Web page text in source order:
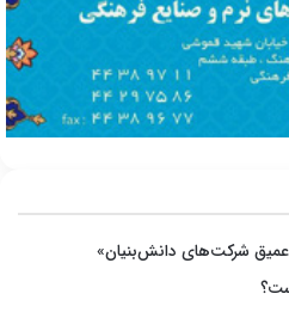
شرکت‌های دانش‌بنیان»